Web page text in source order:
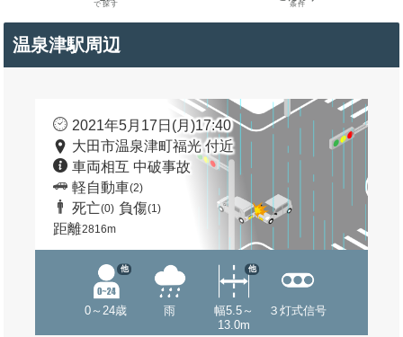
で探す 条件
温泉津駅周辺
2021年5月17日(月)17:40
大田市温泉津町福光 付近
車両相互 中破事故
軽自動車(2)
死亡(0) 負傷(1)
距離2816m
0～24歳
他
雨
幅5.5～
13.0m
他
３灯式信号